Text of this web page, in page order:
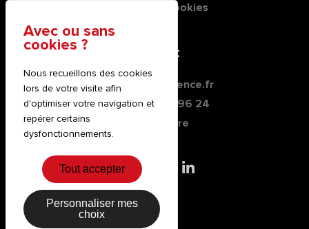
Gestion des cookies
Contact
contact@novagence.fr
+33(0)4 74 76 96 24
> Nous écrire
Nous recueillons des cookies
lors de votre visite afin
d'optimiser votre navigation et
repérer certains
dysfonctionnements.
Tout accepter
Personnaliser mes
choix